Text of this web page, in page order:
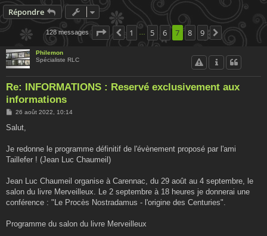
Répondre
128 messages Page 7 sur9
Précédente
1 5 6 7 8 9 Suivante
Philemon
Spécialiste RLC
Re: INFORMATIONS : Reservé exclusivement aux
informations
M
s
g
26 août 2022, 10:14
Salut,
Je redonne le programme définitif de l'évènement proposé par l'ami
Taillefer ! (Jean Luc Chaumeil)
Jean Luc Chaumeil organise à Carennac, du 29 août au 4 septembre, le
salon du livre Merveilleux. Le 2 septembre à 18 heures je donnerai une
conférence : "Le Procès Nostradamus - l'origine des Centuries".
Programme du salon du livre Merveilleux